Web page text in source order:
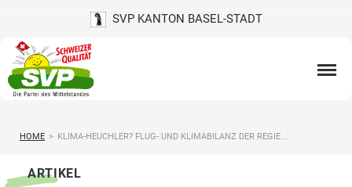
SVP KANTON BASEL-STADT
HOME > KLIMA-HEUCHLER? FLUG- UND KLIMABILANZ DER REGIE...
ARTIKEL